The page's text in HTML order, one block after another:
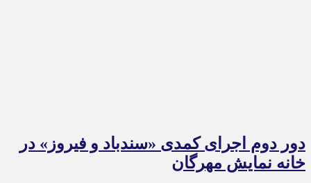
دور دوم اجرای کمدی «سندباد و فیروز» در
خانه نمایش مهرگان